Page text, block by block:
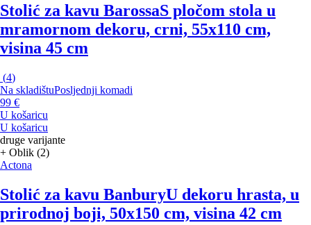
Stolić za kavu BarossaS pločom stola u
mramornom dekoru, crni, 55x110 cm,
visina 45 cm
(4)
Na skladištuPosljednji komadi
99 €
U košaricu
U košaricu
druge varijante
+ Oblik (2)
Actona
Stolić za kavu BanburyU dekoru hrasta, u
prirodnoj boji, 50x150 cm, visina 42 cm